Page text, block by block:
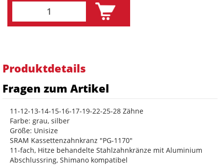
Produktdetails
Fragen zum Artikel
11-12-13-14-15-16-17-19-22-25-28 Zähne
Farbe: grau, silber
Größe: Unisize
SRAM Kassettenzahnkranz "PG-1170"
11-fach, Hitze behandelte Stahlzahnkränze mit Aluminium
Abschlussring, Shimano kompatibel